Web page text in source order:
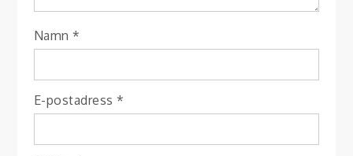
Namn *
E-postadress *